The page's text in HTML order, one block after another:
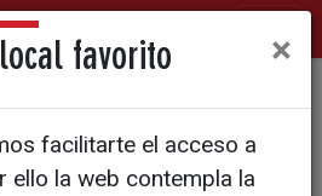
ya tiene cartel
segunda
favorito ×
facilitarte el acceso a
ello la web contempla la